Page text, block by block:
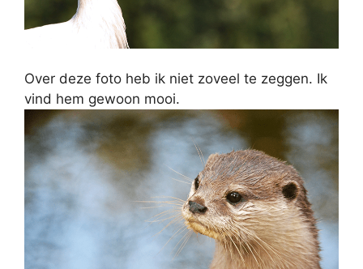
Over deze foto heb ik niet zoveel te zeggen. Ik
vind hem gewoon mooi.